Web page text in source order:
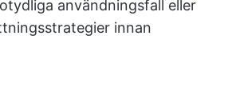
användningsfall eller
innan